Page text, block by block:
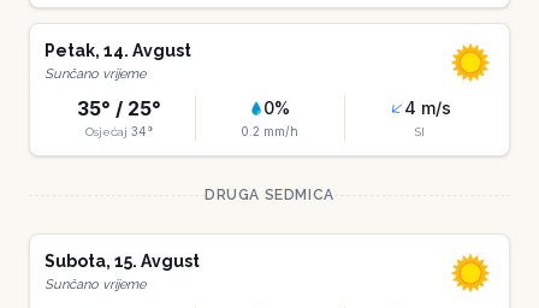
Petak, 14. Avgust
Sunčano vrijeme
35° / 25°
Osjećaj 34°
0%
0.2 mm/h
4 m/s
SI
DRUGA SEDMICA
Subota, 15. Avgust
Sunčano vrijeme